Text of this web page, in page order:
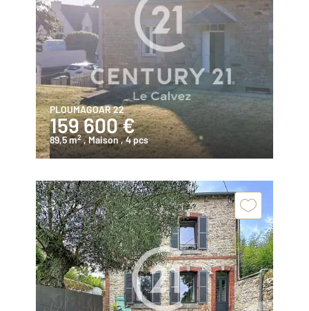
PLOUMAGOAR 22
159 600 €
89,5 m2 , Maison, 4 pcs